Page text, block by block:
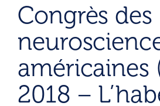
Congrès des
américaines
2018 –